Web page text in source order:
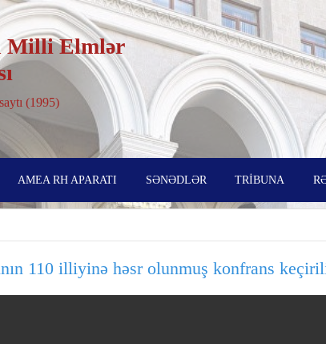
Milli Elmlər
(1995)
AMEA RH APARATI SƏNƏDLƏR TRİBUNA
110 illiyinə həsr olunmuş konfrans